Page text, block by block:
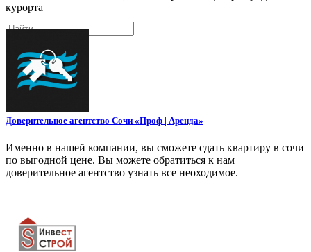
курорта
Доверительное агентство Сочи «Проф | Аренда»
Именно в нашей компании, вы сможете сдать квартиру в сочи
по выгодной цене. Вы можете обратиться к нам
доверительное агентство узнать все неоходимое.